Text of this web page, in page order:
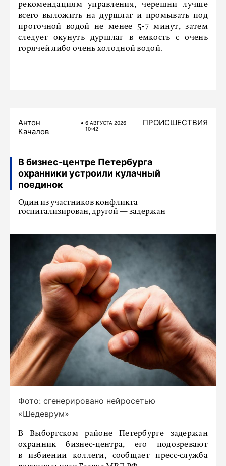
рекомендациям управления, черешни лучше
всего выложить на дуршлаг и промывать под
проточной водой не менее 5-7 минут, затем
следует окунуть дуршлаг в емкость с очень
горячей либо очень холодной водой.
Антон
Качалов
6 АВГУСТА 2026
10:42
ПРОИСШЕСТВИЯ
В бизнес-центре Петербурга
охранники устроили кулачный
поединок
Один из участников конфликта
госпитализирован, другой — задержан
Фото: сгенерировано нейросетью
«Шедеврум»
В Выборгском районе Петербурге задержан
охранник бизнес-центра, его подозревают
в избиении коллеги, сообщает пресс-служба